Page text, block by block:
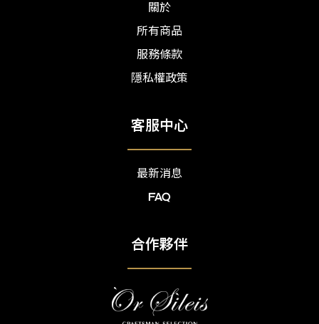
關於
所有商品
服務條款
隱私權政策
客服中心
最新消息
FAQ
合作夥伴